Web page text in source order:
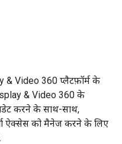
& Video 360 प्लैटफ़ॉर्म के
& Video 360 के
करने के साथ-साथ,
ऐक्सेस को मैनेज करने के लिए